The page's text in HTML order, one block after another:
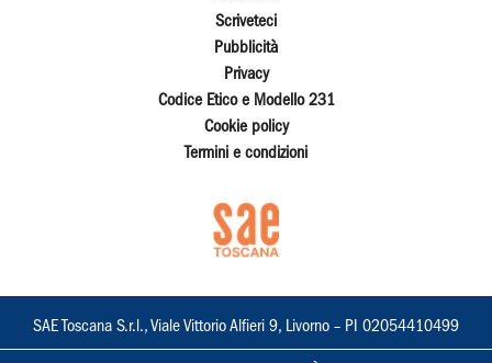
Scriveteci
Pubblicità
Privacy
Codice Etico e Modello 231
Cookie policy
Termini e condizioni
SAE Toscana S.r.l., Viale Vittorio Alfieri 9, Livorno – PI 02054410499